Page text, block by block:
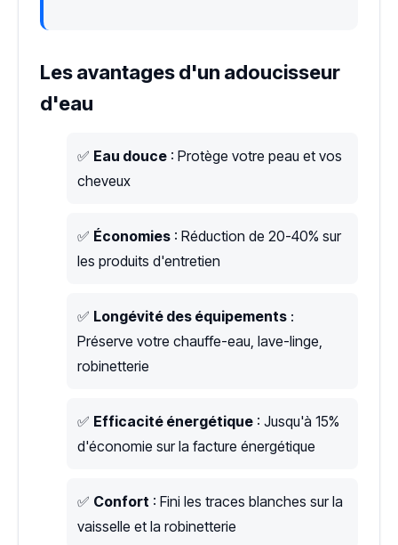
Les avantages d'un adoucisseur
d'eau
✅ Eau douce : Protège votre peau et vos
cheveux
✅ Économies : Réduction de 20-40% sur
les produits d'entretien
✅ Longévité des équipements :
Préserve votre chauffe-eau, lave-linge,
robinetterie
✅ Efficacité énergétique : Jusqu'à 15%
d'économie sur la facture énergétique
✅ Confort : Fini les traces blanches sur la
vaisselle et la robinetterie